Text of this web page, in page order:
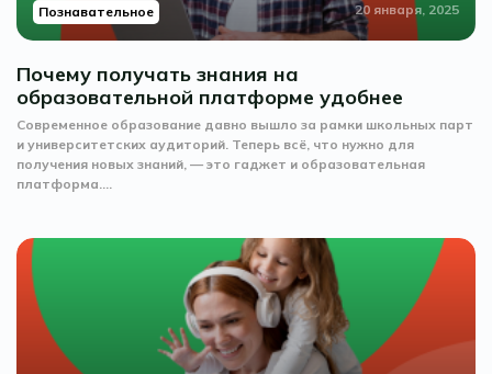
Познавательное 20 января, 2025
Почему получать знания на
образовательной платформе удобнее
Современное образование давно вышло за рамки школьных парт
и университетских аудиторий. Теперь всё, что нужно для
получения новых знаний, — это гаджет и образовательная
платформа....